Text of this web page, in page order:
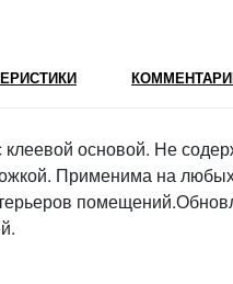
основой. Не
Применима на